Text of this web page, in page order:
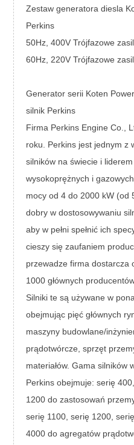
Zestaw generatora diesla
Perkins
50Hz, 400V Trójfazowe
60Hz, 220V Trójfazowe
Generator serii Koten
silnik Perkins
Firma Perkins Engine Co.,
roku. Perkins jest jednym z
silników na świecie i
wysokoprężnych i
mocy od 4 do 2000 kW (od
dobry w dostosowywaniu
aby w pełni spełnić ich
cieszy się zaufaniem
przewadze firma dostarcza
1000 głównych
Silniki te są używane w
obejmując pięć głównych
maszyny budowlane/
prądotwórcze, sprzęt
materiałów. Gama silników
Perkins obejmuje: serię
1200 do zastosowań
serię 1100, serię 1200,
4000 do agregatów